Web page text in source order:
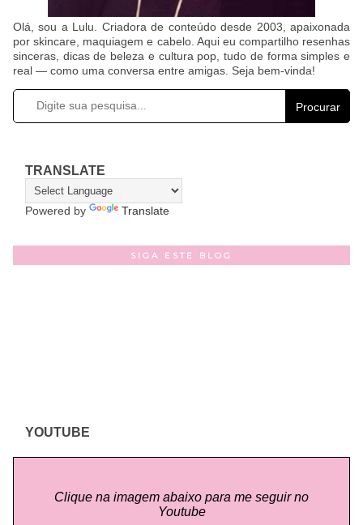
Olá, sou a Lulu. Criadora de conteúdo desde 2003, apaixonada
por skincare, maquiagem e cabelo. Aqui eu compartilho resenhas
sinceras, dicas de beleza e cultura pop, tudo de forma simples e
real — como uma conversa entre amigas. Seja bem-vinda!
Procurar
TRANSLATE
Powered by Translate
SIGA ESTE BLOG
YOUTUBE
Clique na imagem abaixo para me seguir no
Youtube